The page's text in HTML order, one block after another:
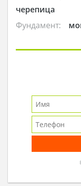
черепица
Фундамент: